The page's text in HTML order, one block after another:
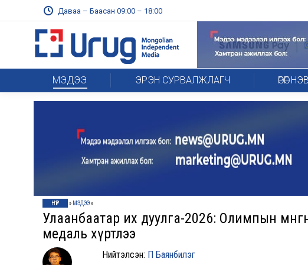
Даваа – Баасан 09:00 – 18:00
МЭДЭЭ ЭРЭН СУРВАЛЖЛАГЧ ӨРӨГ
НҮҮР » МЭДЭЭ»
Улаанбаатар их дуулга-2026: Олимпын
медаль хүртлээ
Нийтэлсэн: П Баянбилэг